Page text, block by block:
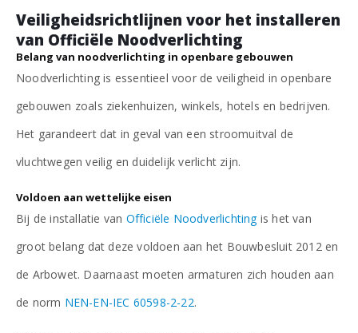
Veiligheidsrichtlijnen voor het installeren
van Officiële Noodverlichting
Belang van noodverlichting in openbare gebouwen
Noodverlichting is essentieel voor de veiligheid in openbare
gebouwen zoals ziekenhuizen, winkels, hotels en bedrijven.
Het garandeert dat in geval van een stroomuitval de
vluchtwegen veilig en duidelijk verlicht zijn.
Voldoen aan wettelijke eisen
Bij de installatie van Officiële Noodverlichtingis het van
groot belang dat deze voldoen aan het Bouwbesluit 2012 en
de Arbowet. Daarnaast moeten armaturen zich houden aan
de norm NEN-EN-IEC 60598-2-22.